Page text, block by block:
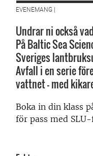
EVENEMANG |
Undrar ni också
På Baltic Sea
Sveriges
Avfall i en serie
vattnet – med
Boka in din klass
för pass med